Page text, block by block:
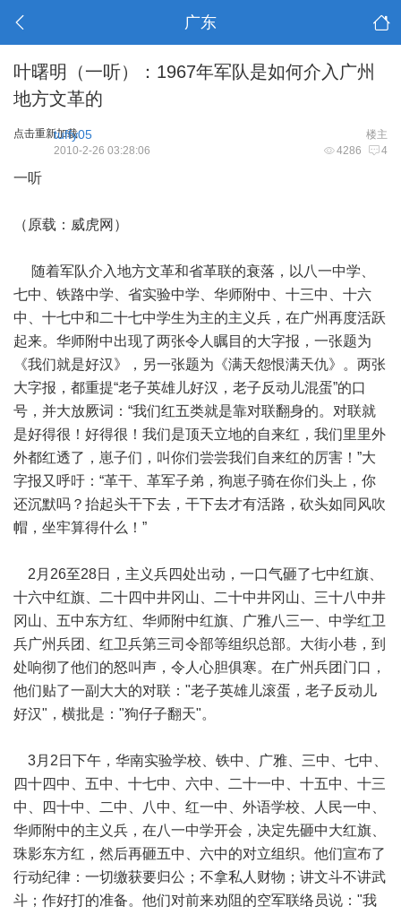
广东
叶曙明（一听）：1967年军队是如何介入广州
地方文革的
点击重新加载 楼主
tuffy05
4286 4
2010-2-26 03:28:06
一听
（原载：威虎网）
随着军队介入地方文革和省革联的衰落，以八一中学、
七中、铁路中学、省实验中学、华师附中、十三中、十六
中、十七中和二十七中学生为主的主义兵，在广州再度活跃
起来。华师附中出现了两张令人瞩目的大字报，一张题为
《我们就是好汉》，另一张题为《满天怨恨满天仇》。两张
大字报，都重提“老子英雄儿好汉，老子反动儿混蛋”的口
号，并大放厥词：“我们红五类就是靠对联翻身的。对联就
是好得很！好得很！我们是顶天立地的自来红，我们里里外
外都红透了，崽子们，叫你们尝尝我们自来红的厉害！”大
字报又呼吁：“革干、革军子弟，狗崽子骑在你们头上，你
还沉默吗？抬起头干下去，干下去才有活路，砍头如同风吹
帽，坐牢算得什么！”
2月26至28日，主义兵四处出动，一口气砸了七中红旗、
十六中红旗、二十四中井冈山、二十中井冈山、三十八中井
冈山、五中东方红、华师附中红旗、广雅八三一、中学红卫
兵广州兵团、红卫兵第三司令部等组织总部。大街小巷，到
处响彻了他们的怒叫声，令人心胆俱寒。在广州兵团门口，
他们贴了一副大大的对联："老子英雄儿滚蛋，老子反动儿
好汉"，横批是："狗仔子翻天"。
3月2日下午，华南实验学校、铁中、广雅、三中、七中、
四十四中、五中、十七中、六中、二十一中、十五中、十三
中、四十中、二中、八中、红一中、外语学校、人民一中、
华师附中的主义兵，在八一中学开会，决定先砸中大红旗、
珠影东方红，然后再砸五中、六中的对立组织。他们宣布了
行动纪律：一切缴获要归公；不拿私人财物；讲文斗不讲武
斗；作好打的准备。他们对前来劝阻的空军联络员说："我